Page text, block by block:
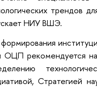
трендов
НИУ ВШЭ.
ОЦП рекомендуется
Стратегией